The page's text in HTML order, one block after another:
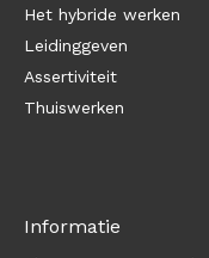
Het hybride werken
Leidinggeven
Assertiviteit
Thuiswerken
Informatie